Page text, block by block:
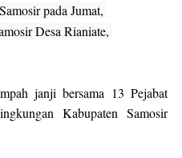
pada Jumat,
Desa Rianiate,
janji bersama 13 Pejabat
Kabupaten Samosir